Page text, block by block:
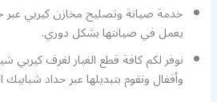
خدمة صيانة وتصليح مخازن كيربي عبر
يعمل في صيانتها بشكل دوري.
نوفر لكم كافة قطع الغيار لغرف كيربي
وأقفال ونقوم بتبديلها عبر حداد